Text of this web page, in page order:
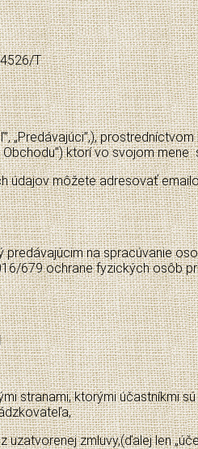
T
„Predávajúci”,),
Obchodu”) ktorí vo svojom
môžete adresovať
na spracúvanie
679 ochrane fyzických
stranami, ktorými
zmluvy,(ďalej len